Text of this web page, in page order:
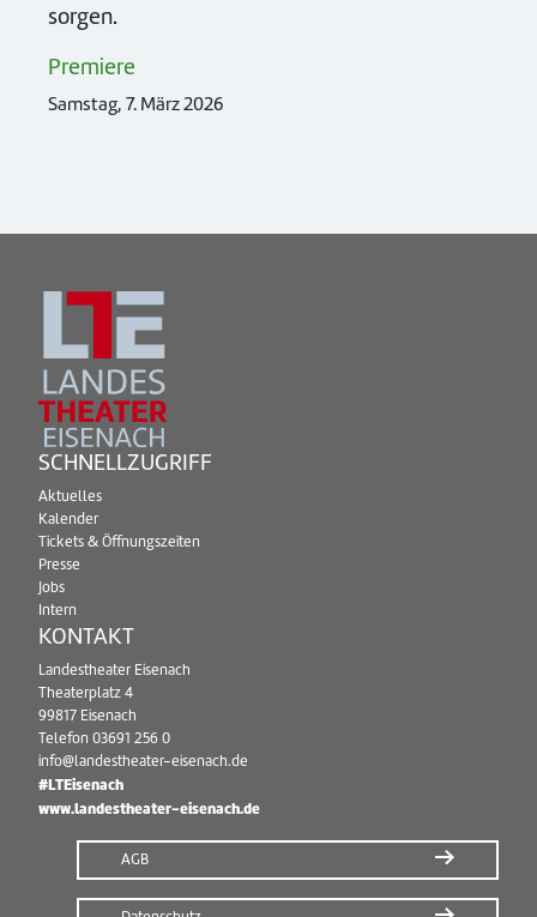
sorgen.
Premiere
Samstag, 7. März 2026
SCHNELLZUGRIFF
Aktuelles
Kalender
Tickets & Öffnungszeiten
Presse
Jobs
Intern
KONTAKT
Landestheater Eisenach
Theaterplatz 4
99817 Eisenach
Telefon 03691 256 0
info@landestheater-eisenach.de
#LTEisenach
www.landestheater-eisenach.de
AGB